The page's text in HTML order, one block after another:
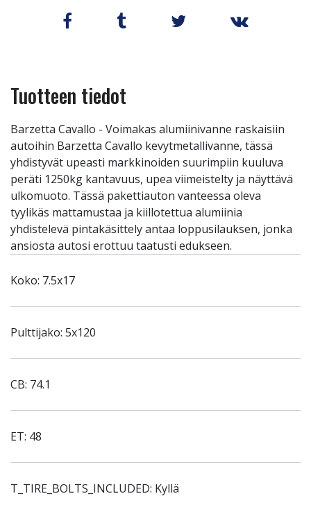
Tuotteen tiedot
Barzetta Cavallo - Voimakas alumiinivanne raskaisiin
autoihin Barzetta Cavallo kevytmetallivanne, tässä
yhdistyvät upeasti markkinoiden suurimpiin kuuluva
peräti 1250kg kantavuus, upea viimeistelty ja näyttävä
ulkomuoto. Tässä pakettiauton vanteessa oleva
tyylikäs mattamustaa ja kiillotettua alumiinia
yhdistelevä pintakäsittely antaa loppusilauksen, jonka
ansiosta autosi erottuu taatusti edukseen.
Koko: 7.5x17
Pulttijako: 5x120
CB: 74.1
ET: 48
T_TIRE_BOLTS_INCLUDED: Kyllä